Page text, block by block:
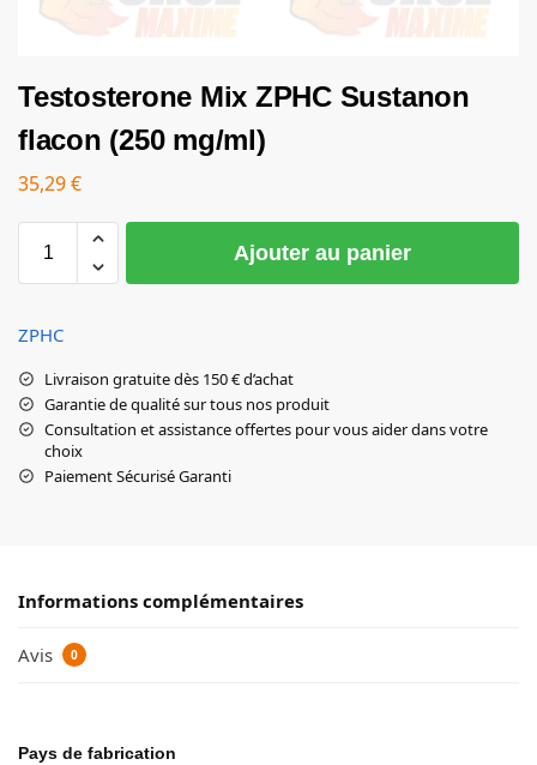
Testosterone Mix ZPHC Sustanon
flacon (250 mg/ml)
35,29€
Ajouter au panier
ZPHC
Livraison gratuite dès 150 € d’achat
Garantie de qualité sur tous nos produit
Consultation et assistance offertes pour vous aider dans votre
choix
Paiement Sécurisé Garanti
Informations complémentaires
Avis 0
Pays de fabrication